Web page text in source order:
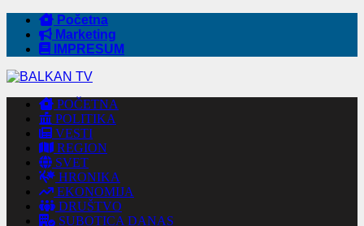
Početna
Marketing
IMPRESUM
POČETNA
POLITIKA
VESTI
REGION
SVET
HRONIKA
EKONOMIJA
DRUŠTVO
SUBOTICA DANAS